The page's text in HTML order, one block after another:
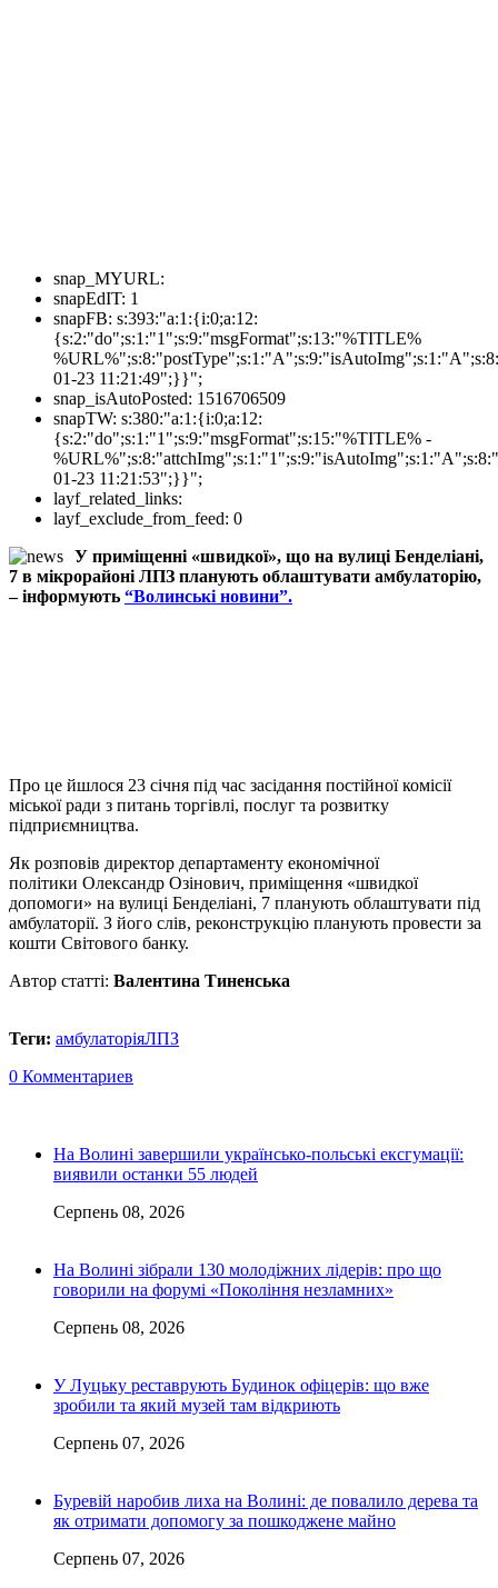
snap_MYURL:
snapEdIT: 1
snapFB: s:393:"a:1:{i:0;a:12:
{s:2:"do";s:1:"1";s:9:"msgFormat";s:13:"%TITLE%
01-23 11:21:49";}}";
snap_isAutoPosted: 1516706509
snapTW: s:380:"a:1:{i:0;a:12:
{s:2:"do";s:1:"1";s:9:"msgFormat";s:15:"%TITLE% -
01-23 11:21:53";}}";
layf_related_links:
layf_exclude_from_feed: 0
У приміщенні «швидкої», що на вулиці Бенделіані,
7 в мікрорайоні ЛПЗ планують облаштувати амбулаторію,
– інформують “Волинські новини”.
Про це йшлося 23 січня під час засідання постійної комісії
міської ради з питань торгівлі, послуг та розвитку
підприємництва.
Як розповів директор департаменту економічної
політики Олександр Озінович, приміщення «швидкої
допомоги» на вулиці Бенделіані, 7 планують облаштувати під
амбулаторії. З його слів, реконструкцію планують провести за
кошти Світового банку.
Автор статті: Валентина Тиненська
Теги: амбулаторіяЛПЗ
0 Комментариев
На Волині завершили українсько-польські ексгумації:
виявили останки 55 людей
Серпень 08, 2026
На Волині зібрали 130 молодіжних лідерів: про що
говорили на форумі «Покоління незламних»
Серпень 08, 2026
У Луцьку реставрують Будинок офіцерів: що вже
зробили та який музей там відкриють
Серпень 07, 2026
Буревій наробив лиха на Волині: де повалило дерева та
як отримати допомогу за пошкоджене майно
Серпень 07, 2026